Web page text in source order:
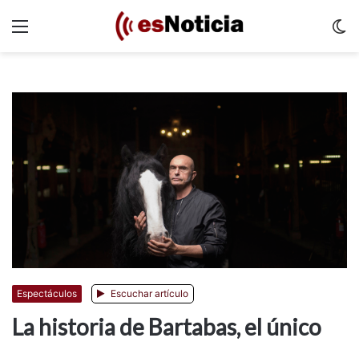
Espectáculos Escuchar artículo
La historia de Bartabas, el único